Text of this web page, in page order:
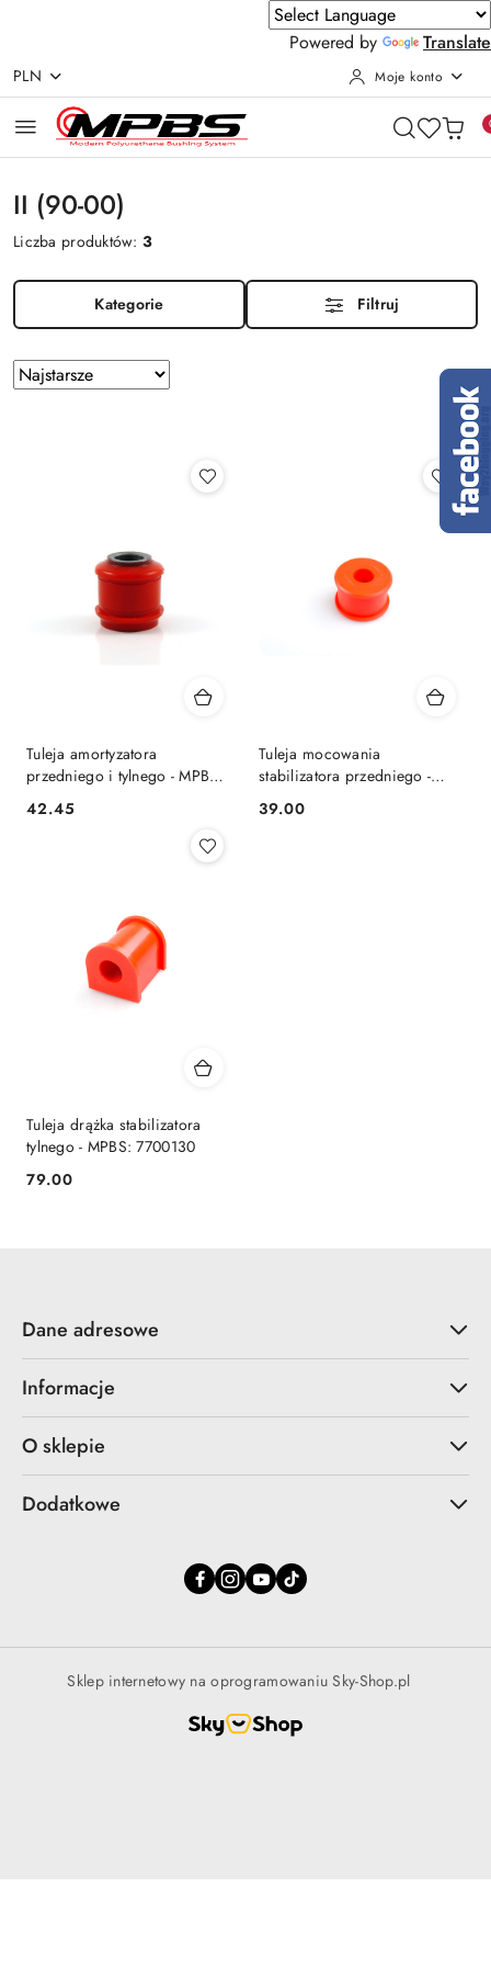
Powered by
Translate
Przejdź do treści głównej
Przejdź do wyszukiwarki
Przejdź do moje konto
Przejdź do menu głównego
Przejdź do stopki
PLN Moje konto
II (90-00)
Liczba produktów:3
Kategorie Filtruj
Zastosowano
sortowanie:
Sortuj
według
Tuleja amortyzatora
przedniego i tylnego - MPBS:
7700134
Cena:
42.45
Tuleja mocowania
stabilizatora przedniego -
MPBS: 7700129
Cena:
39.00
Tuleja drążka stabilizatora
tylnego - MPBS: 7700130
Cena:
79.00
Dane adresowe
Informacje
O sklepie
Dodatkowe
Sklep internetowy na oprogramowaniu Sky-Shop.pl